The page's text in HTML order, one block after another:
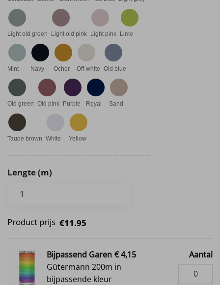
Light old green Light old pink Light pink Lime
Mint Navy Ocher Off-white Old blue
Old green Old pink Purple Royal Sand
Taupe brown White Yellow
Lengte (m)
Product prijs €11.95
Bijpassend Garen € 4,15
Gütermann 200m in
bijpassende kleur
Aantal